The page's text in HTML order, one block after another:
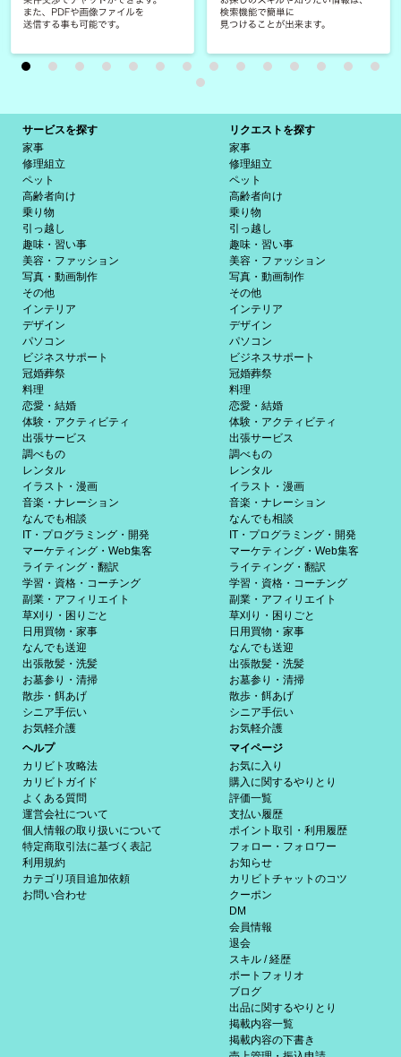
サービスを探す
家事
修理組立
ペット
高齢者向け
乗り物
引っ越し
趣味・習い事
美容・ファッション
写真・動画制作
その他
インテリア
デザイン
パソコン
ビジネスサポート
冠婚葬祭
料理
恋愛・結婚
体験・アクティビティ
出張サービス
調べもの
レンタル
イラスト・漫画
音楽・ナレーション
なんでも相談
IT・プログラミング・開発
マーケティング・Web集客
ライティング・翻訳
学習・資格・コーチング
副業・アフィリエイト
草刈り・困りごと
日用買物・家事
なんでも送迎
出張散髪・洗髪
お墓参り・清掃
散歩・餌あげ
シニア手伝い
お気軽介護
リクエストを探す
家事
修理組立
ペット
高齢者向け
乗り物
引っ越し
趣味・習い事
美容・ファッション
写真・動画制作
その他
インテリア
デザイン
パソコン
ビジネスサポート
冠婚葬祭
料理
恋愛・結婚
体験・アクティビティ
出張サービス
調べもの
レンタル
イラスト・漫画
音楽・ナレーション
なんでも相談
IT・プログラミング・開発
マーケティング・Web集客
ライティング・翻訳
学習・資格・コーチング
副業・アフィリエイト
草刈り・困りごと
日用買物・家事
なんでも送迎
出張散髪・洗髪
お墓参り・清掃
散歩・餌あげ
シニア手伝い
お気軽介護
ヘルプ
カリビト攻略法
カリビトガイド
よくある質問
運営会社について
個人情報の取り扱いについて
特定商取引法に基づく表記
利用規約
カテゴリ項目追加依頼
お問い合わせ
マイページ
お気に入り
購入に関するやりとり
評価一覧
支払い履歴
ポイント取引・利用履歴
フォロー・フォロワー
お知らせ
カリビトチャットのコツ
クーポン
DM
会員情報
退会
スキル / 経歴
ポートフォリオ
ブログ
出品に関するやりとり
掲載内容一覧
掲載内容の下書き